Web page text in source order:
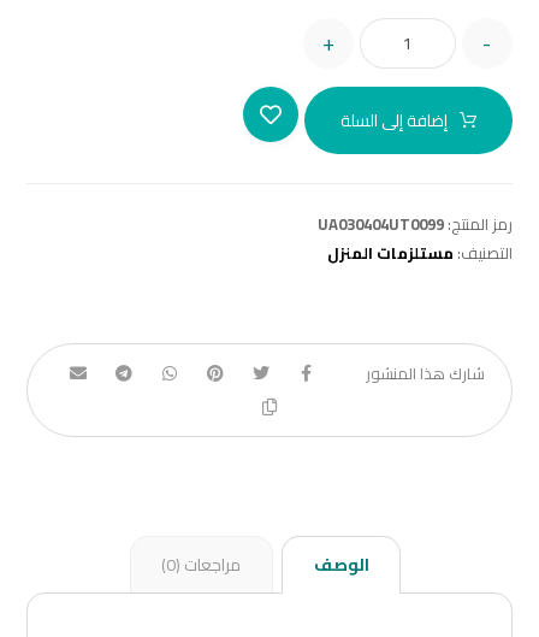
-
+
إضافة إلى السلة
رمز المنتج:UA030404UT0099
التصنيف: مستلزمات المنزل
الوصف مراجعات (0)